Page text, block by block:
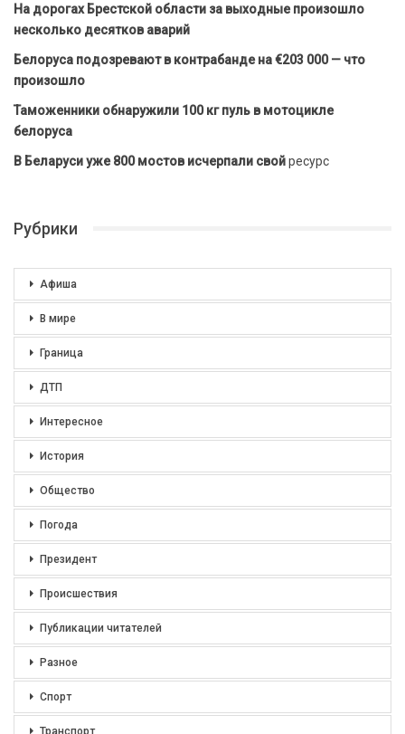
На дорогах Брестской области за выходные произошло
несколько десятков аварий
Белоруса подозревают в контрабанде на €203 000 — что
произошло
Таможенники обнаружили 100 кг пуль в мотоцикле
белоруса
В Беларуси уже 800 мостов исчерпали свойресурс
Рубрики
Афиша
В мире
Граница
ДТП
Интересное
История
Общество
Погода
Президент
Происшествия
Публикации читателей
Разное
Спорт
Транспорт